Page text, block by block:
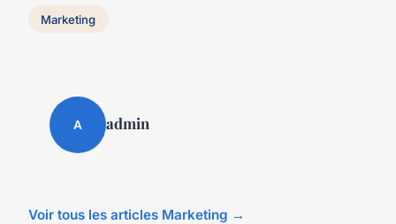
Marketing
A admin
Voir tous les articles Marketing →